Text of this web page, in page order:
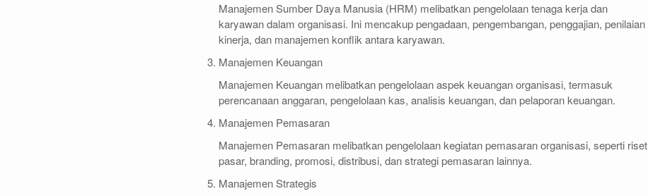
Manajemen Sumber Daya Manusia (HRM) melibatkan pengelolaan tenaga kerja dan
karyawan dalam organisasi. Ini mencakup pengadaan, pengembangan, penggajian, penilaian
kinerja, dan manajemen konflik antara karyawan.
Manajemen Keuangan
Manajemen Keuangan melibatkan pengelolaan aspek keuangan organisasi, termasuk
perencanaan anggaran, pengelolaan kas, analisis keuangan, dan pelaporan keuangan.
Manajemen Pemasaran
Manajemen Pemasaran melibatkan pengelolaan kegiatan pemasaran organisasi, seperti riset
pasar, branding, promosi, distribusi, dan strategi pemasaran lainnya.
Manajemen Strategis